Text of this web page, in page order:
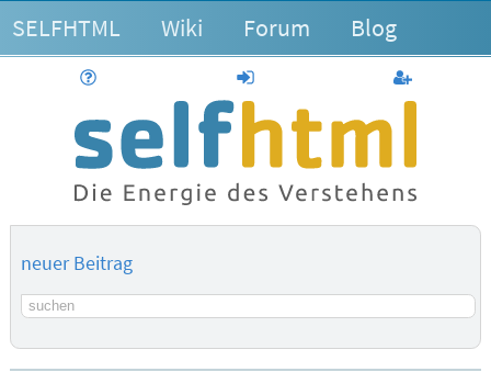
SELFHTML Wiki Forum Blog
anmelden
neuer Beitrag
Suchbegriff